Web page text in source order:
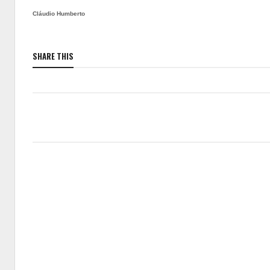
Cláudio Humberto
SHARE THIS